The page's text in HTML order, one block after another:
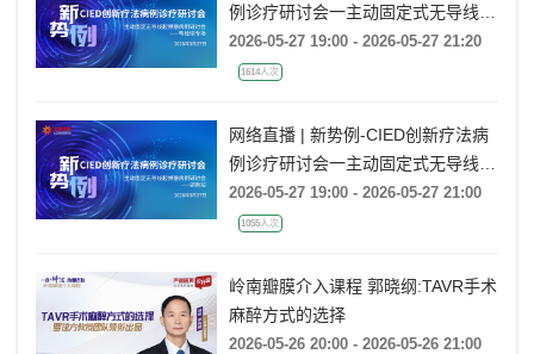
例诊疗研讨会一主动固定式无导线起
搏器病例研讨会一粤桂琼专场
2026-05-27 19:00 - 2026-05-27 21:20
1614人次
网络直播 | 新势例-CIED创新疗法病
例诊疗研讨会一主动固定式无导线起
搏器病例研讨会一湖南站
2026-05-27 19:00 - 2026-05-27 21:00
1055人次
岭南瓣膜介入课程 郭晓纲:TAVR手术
麻醉方式的选择
2026-05-26 20:00 - 2026-05-26 21:00